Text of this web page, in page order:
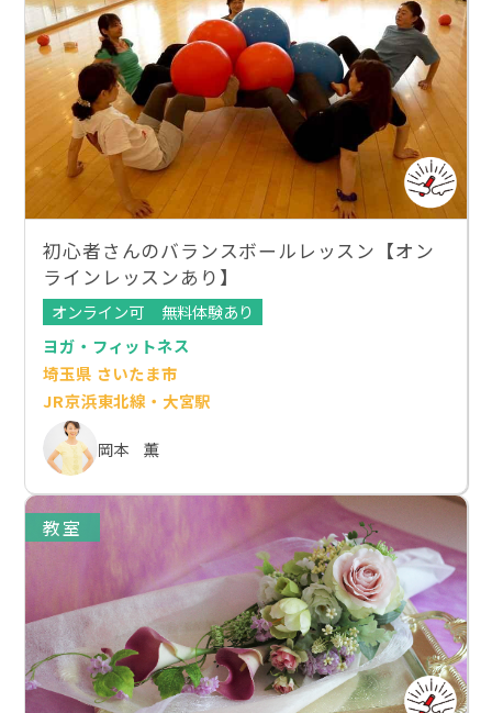
初心者さんのバランスボールレッスン【オン
ラインレッスンあり】
オンライン可
無料体験あり
ヨガ・フィットネス
埼玉県 さいたま市
JR京浜東北線・大宮駅
岡本 薫
教室